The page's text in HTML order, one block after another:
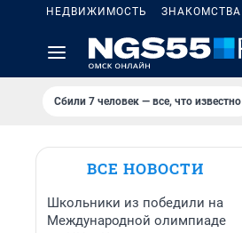
НЕДВИЖИМОСТЬ ЗНАКОМСТВА
Сбили 7 человек — все, что известно
ВСЕ НОВОСТИ
Школьники из победили на
Международной олимпиаде